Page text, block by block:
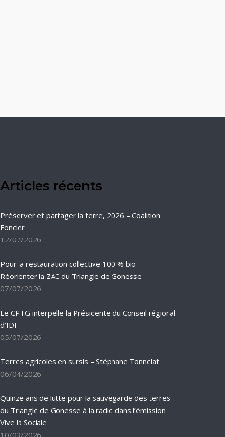
Articles récents
Préserver et partager la terre, 2026 – Coalition
Foncier
12/07/2026
Pour la restauration collective 100 % bio –
Réorienter la ZAC du Triangle de Gonesse
07/07/2026
Le CPTG interpelle la Présidente du Conseil régional
d’IDF
05/07/2026
Terres agricoles en sursis – Stéphane Tonnelat
06/04/2026
Quinze ans de lutte pour la sauvegarde des terres
du Triangle de Gonesse à la radio dans l’émission
Vive la Sociale
10/03/2026